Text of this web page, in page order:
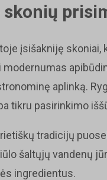
skonių
įsišakniję skoniai,
aplinką.
tikru pasirinkimo
tradicijų
šaltųjų vandenų
ingredientus.